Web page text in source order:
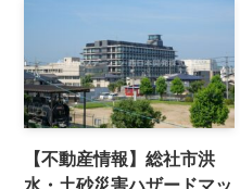
【不動産情報】総社市洪
水・土砂災害ハザードマッ